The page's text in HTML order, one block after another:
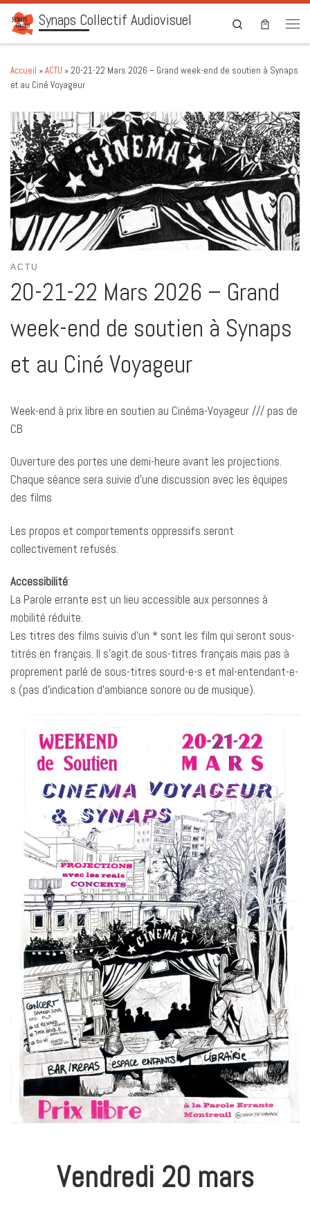
Skip to content
Synaps Collectif Audiovisuel
Search
Accueil »ACTU »20-21-22 Mars 2026 – Grand week-end de soutien à Synaps
et au Ciné Voyageur
ACTU
20-21-22 Mars 2026 – Grand
week-end de soutien à Synaps
et au Ciné Voyageur
Week-end à prix libre en soutien au Cinéma-Voyageur /// pas de
CB
Ouverture des portes une demi-heure avant les projections.
Chaque séance sera suivie d’une discussion avec les équipes
des films
Les propos et comportements oppressifs seront
collectivement refusés.
Accessibilité:
La Parole errante est un lieu accessible aux personnes à
mobilité réduite.
Les titres des films suivis d’un * sont les film qui seront sous-
titrés en français. Il s’agit de sous-titres français mais pas à
proprement parlé de sous-titres sourd-e-s et mal-entendant-e-
s (pas d’indication d’ambiance sonore ou de musique).
Vendredi 20 mars